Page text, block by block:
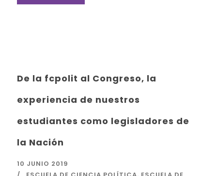
De la fcpolit al Congreso, la
experiencia de nuestros
estudiantes como legisladores de
la Nación
10 JUNIO 2019